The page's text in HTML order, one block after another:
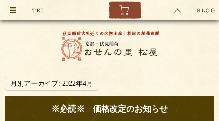
月別アーカイブ: 2022年4月
※必読※ 価格改定のお知らせ